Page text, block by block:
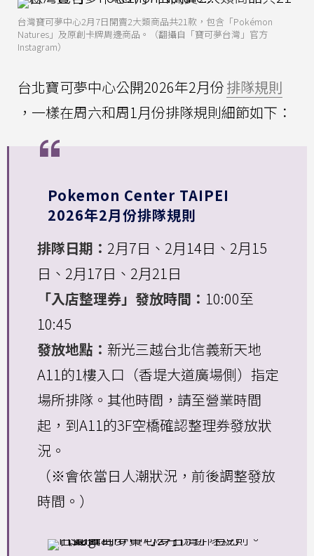
台灣寶可夢中心2月7日開賣2大類商品共21款，包含「Pokémon
Natures」及原創卡牌周邊商品。（翻攝自「寶可夢台灣」官方
Instagram）
台北寶可夢中心公開2026年2月份排隊規則
，一樣在周六和周1月份排隊規則細節如下：
Pokemon Center TAIPEI
2026年2月份排隊規則
排隊日期： 2月7日、2月14日、2月15
日、2月17日、2月21日
「入店整理券」發放時間： 10:00至
10:45
發放地點： 新光三越台北信義新天地
A11的1樓入口（香堤大道廣場側）指定
場所排隊。其他時間，請至營業時間
起，到A11的3F空橋確認整理券發放狀
況。
（※會依當日人潮狀況，前後調整發放
時間。）